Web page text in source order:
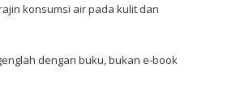
konsumsi air pada kulit dan
dengan buku, bukan e-book